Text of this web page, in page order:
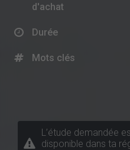
d'achat
Durée
Mots clés
L’étude demandée
disponible dans ta